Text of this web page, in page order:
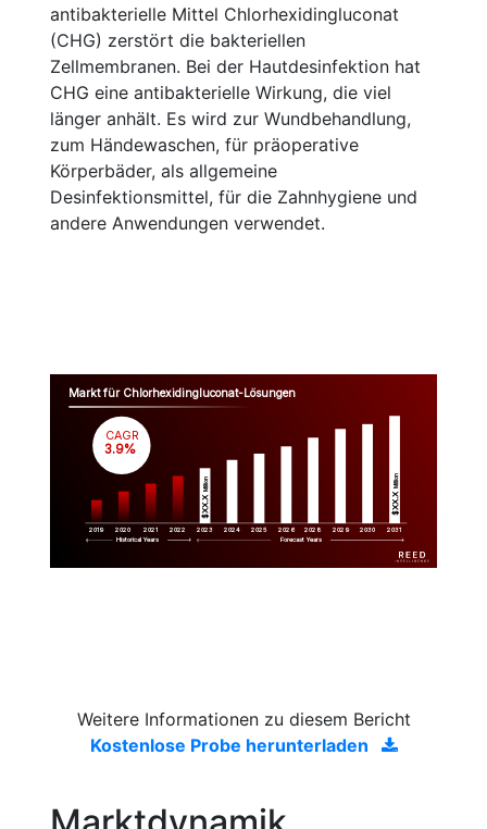
antibakterielle Mittel Chlorhexidingluconat
(CHG) zerstört die bakteriellen
Zellmembranen. Bei der Hautdesinfektion hat
CHG eine antibakterielle Wirkung, die viel
länger anhält. Es wird zur Wundbehandlung,
zum Händewaschen, für präoperative
Körperbäder, als allgemeine
Desinfektionsmittel, für die Zahnhygiene und
andere Anwendungen verwendet.
Markt für Chlorhexidingluconat-Lösungen
2019 2020 2021 2022 2023 2024 2025 2026 2028 2029 2030 2031
$XX.X
Million
$XX.X
Million
CAGR
3.9%
Historical Years Forecast Years
Weitere Informationen zu diesem Bericht
Kostenlose Probe herunterladen